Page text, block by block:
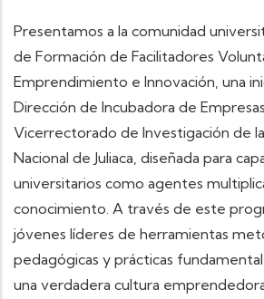
Presentamos a la comunidad
de Formación de Facilitadores
Emprendimiento e Innovación, una
Dirección de Incubadora de
Vicerrectorado de Investigación de
Nacional de Juliaca, diseñada para
universitarios como agentes
conocimiento. A través de este
jóvenes líderes de herramientas
pedagógicas y prácticas
una verdadera cultura